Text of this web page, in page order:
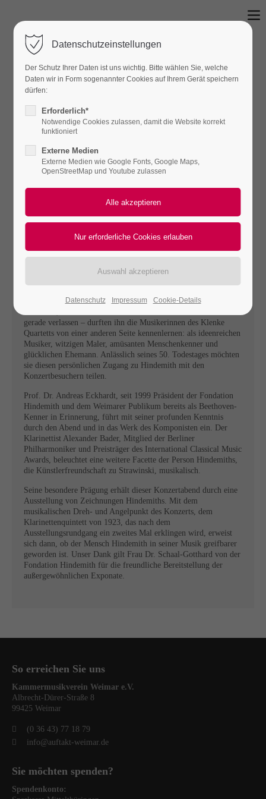
Hommage an Paul Hindemith
Samstag, 01.02.2014
Herzogin Anna Amalia Bibliothek
Gesprächskonzert und Ausstellung mit Prof. Dr. Andreas
Klenke Quartett
Klarinettenquintett op. 30
Igor Strawinski
Drei Stücke für Klarinette solo
Paul Hindemiths Musik wird häufig beschrieben als schwer
Wohnhaus des Komponisten, das noch heute den Eindruck
gerade verlassen – durften ihn die Musikerinnen des Klenke
Quartetts von einer anderen Seite kennenlernen: als ideenreichen
Musiker, witzigen Maler, amüsanten Menschenkenner und
glücklichen Ehemann. Anlässlich seines 50. Todestages möchten
sie diesen persönlichen Zugang zu Hindemith mit den
Konzertbesuchern teilen.
Prof. Dr. Andreas Eckhardt, seit 1999 Präsident der Fondation
Hindemith und dem Weimarer Publikum bereits als Beethoven-
Kenner in Erinnerung, führt mit seiner profunden Kenntnis
durch den Abend und in das Werk des Komponisten ein. Der
Klarinettist Alexander Bader, Mitglied der Berliner
Philharmoniker und Preisträger des International Classical Music
Awards, beleuchtet eine weitere Facette der Person Hindemiths,
die Künstlerfreundschaft zu Strawinski, musikalisch.
Seine besondere Prägung erhält dieser Konzertabend durch eine
Ausstellung von Zeichnungen Hindemiths. Mit dem
musikalischen Dreh- und Angelpunkt des Konzerts, dem
Klarinettenquintett von 1923, das nach dem
Ausstellungsrundgang ein zweites Mal erklingen wird, erweist
sich dann, ob der Mensch Hindemith in seiner Musik greifbarer
geworden ist. Unser Dank gilt Frau Dr. Schaal-Gotthard von der
Fondation Hindemith für die freundliche Bereitstellung der
außergewöhnlichen Exponate.
So erreichen Sie uns
Kammermusikverein Weimar e.V.
Albrecht-Dürer-Straße 8
99425 Weimar
(0 36 43) 77 18 79
info@auftakt-weimar.de
Sie möchten spenden?
Spendenkonto:
Datenschutzeinstellungen
Der Schutz Ihrer Daten ist uns wichtig. Bitte wählen Sie, welche
Daten wir in Form sogenannter Cookies auf Ihrem Gerät speichern
dürfen:
Erforderlich*
Notwendige Cookies zulassen, damit die Website korrekt
funktioniert
Externe Medien
Externe Medien wie Google Fonts, Google Maps,
OpenStreetMap und Youtube zulassen
Datenschutz Impressum Cookie-Details